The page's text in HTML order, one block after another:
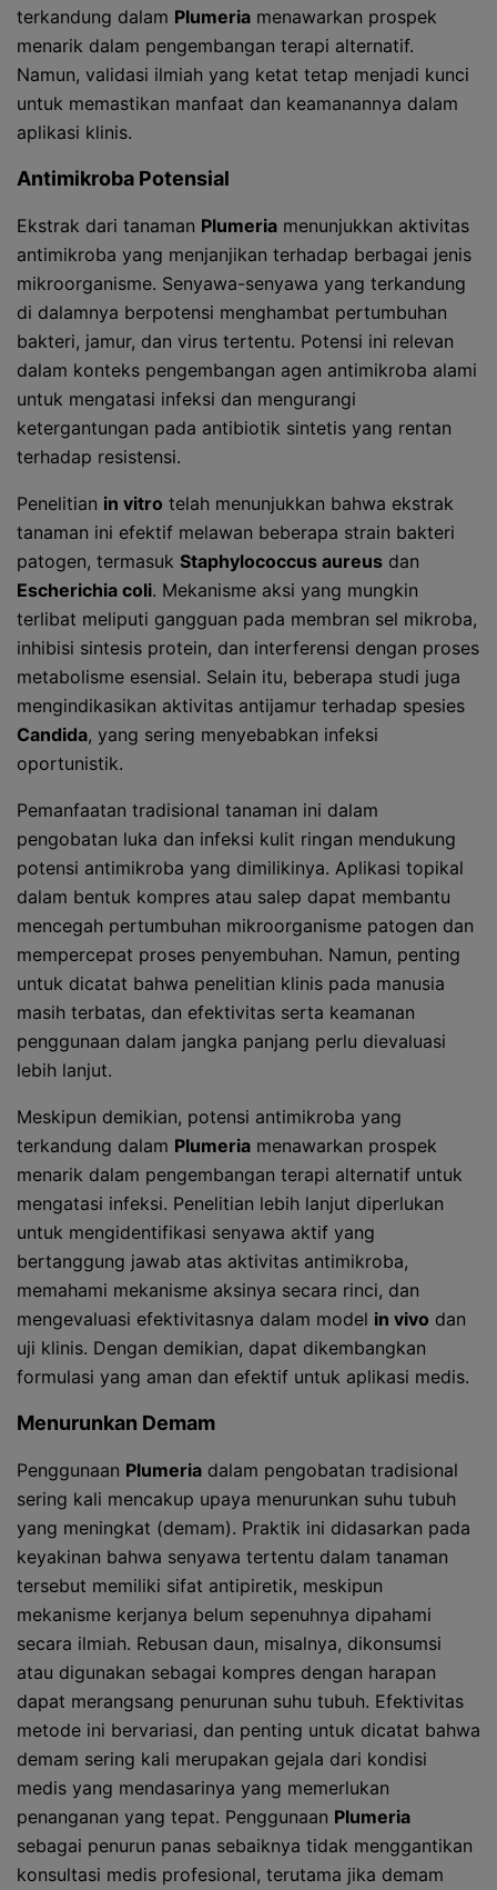
terkandung dalam Plumeria menawarkan prospek
menarik dalam pengembangan terapi alternatif.
Namun, validasi ilmiah yang ketat tetap menjadi kunci
untuk memastikan manfaat dan keamanannya dalam
aplikasi klinis.
Antimikroba Potensial
Ekstrak dari tanaman Plumeria menunjukkan aktivitas
antimikroba yang menjanjikan terhadap berbagai jenis
mikroorganisme. Senyawa-senyawa yang terkandung
di dalamnya berpotensi menghambat pertumbuhan
bakteri, jamur, dan virus tertentu. Potensi ini relevan
dalam konteks pengembangan agen antimikroba alami
untuk mengatasi infeksi dan mengurangi
ketergantungan pada antibiotik sintetis yang rentan
terhadap resistensi.
Penelitian in vitro telah menunjukkan bahwa ekstrak
tanaman ini efektif melawan beberapa strain bakteri
patogen, termasuk Staphylococcus aureus dan
Escherichia coli. Mekanisme aksi yang mungkin
terlibat meliputi gangguan pada membran sel mikroba,
inhibisi sintesis protein, dan interferensi dengan proses
metabolisme esensial. Selain itu, beberapa studi juga
mengindikasikan aktivitas antijamur terhadap spesies
Candida, yang sering menyebabkan infeksi
oportunistik.
Pemanfaatan tradisional tanaman ini dalam
pengobatan luka dan infeksi kulit ringan mendukung
potensi antimikroba yang dimilikinya. Aplikasi topikal
dalam bentuk kompres atau salep dapat membantu
mencegah pertumbuhan mikroorganisme patogen dan
mempercepat proses penyembuhan. Namun, penting
untuk dicatat bahwa penelitian klinis pada manusia
masih terbatas, dan efektivitas serta keamanan
penggunaan dalam jangka panjang perlu dievaluasi
lebih lanjut.
Meskipun demikian, potensi antimikroba yang
terkandung dalam Plumeria menawarkan prospek
menarik dalam pengembangan terapi alternatif untuk
mengatasi infeksi. Penelitian lebih lanjut diperlukan
untuk mengidentifikasi senyawa aktif yang
bertanggung jawab atas aktivitas antimikroba,
memahami mekanisme aksinya secara rinci, dan
mengevaluasi efektivitasnya dalam model in vivo dan
uji klinis. Dengan demikian, dapat dikembangkan
formulasi yang aman dan efektif untuk aplikasi medis.
Menurunkan Demam
Penggunaan Plumeria dalam pengobatan tradisional
sering kali mencakup upaya menurunkan suhu tubuh
yang meningkat (demam). Praktik ini didasarkan pada
keyakinan bahwa senyawa tertentu dalam tanaman
tersebut memiliki sifat antipiretik, meskipun
mekanisme kerjanya belum sepenuhnya dipahami
secara ilmiah. Rebusan daun, misalnya, dikonsumsi
atau digunakan sebagai kompres dengan harapan
dapat merangsang penurunan suhu tubuh. Efektivitas
metode ini bervariasi, dan penting untuk dicatat bahwa
demam sering kali merupakan gejala dari kondisi
medis yang mendasarinya yang memerlukan
penanganan yang tepat. Penggunaan Plumeria
sebagai penurun panas sebaiknya tidak menggantikan
konsultasi medis profesional, terutama jika demam